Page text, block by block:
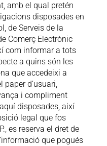
amb el qual pretén
disposades en
de Serveis de la
Comerç Electrònic
com informar a tots
a quins són les
que accedeixi a
d’usuari,
i compliment
disposades, així
legal que fos
es reserva el dret de
que pogués